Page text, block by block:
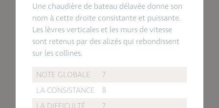
Une chaudière de bateau délavée donne son
nom à cette droite consistante et puissante.
Les lèvres verticales et les murs de vitesse
sont retenus par des alizés qui rebondissent
sur les collines.
NOTE GLOBALE
7
LA CONSISTANCE
8
LA DIFFICULTÉ
7